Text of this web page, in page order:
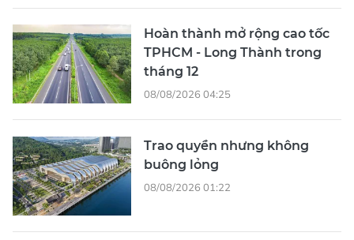
Hoàn thành mở rộng cao tốc
TPHCM - Long Thành trong
tháng 12
08/08/2026 04:25
Trao quyền nhưng không
buông lỏng
08/08/2026 01:22